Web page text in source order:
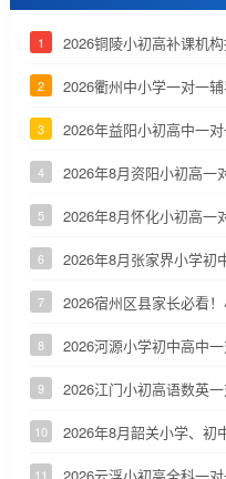
1 2026铜陵小初高补课机
2 2026衢州中小学一对一
3 2026年益阳小初高中一
4 2026年8月资阳小初高一
5 2026年8月怀化小初高一
6 2026年8月张家界小学初
7 2026宿州区县家长必看
8 2026河源小学初中高中
9 2026江门小初高语数英
10 2026年8月韶关小学、初
11 2026云浮小初高全科一